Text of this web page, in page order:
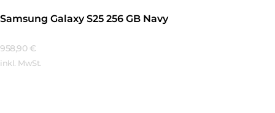
Samsung Galaxy S25 256 GB Navy
958,90 €
inkl. MwSt.